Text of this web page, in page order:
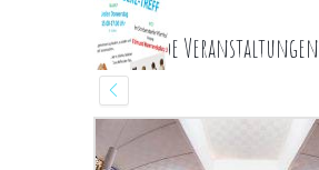
Kommende Veranstaltungen